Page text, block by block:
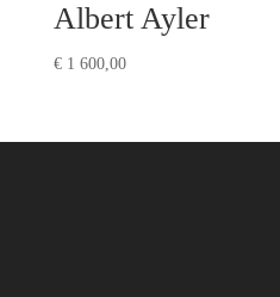
Albert Ayler
€1 600,00